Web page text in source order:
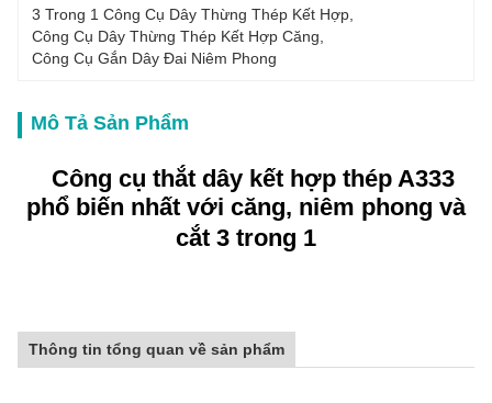
3 Trong 1 Công Cụ Dây Thừng Thép Kết Hợp
Công Cụ Dây Thừng Thép Kết Hợp Căng
Công Cụ Gắn Dây Đai Niêm Phong
Mô Tả Sản Phẩm
Công cụ thắt dây kết hợp thép A333
phổ biến nhất với căng, niêm phong và
cắt 3 trong 1
Thông tin tổng quan về sản phẩm